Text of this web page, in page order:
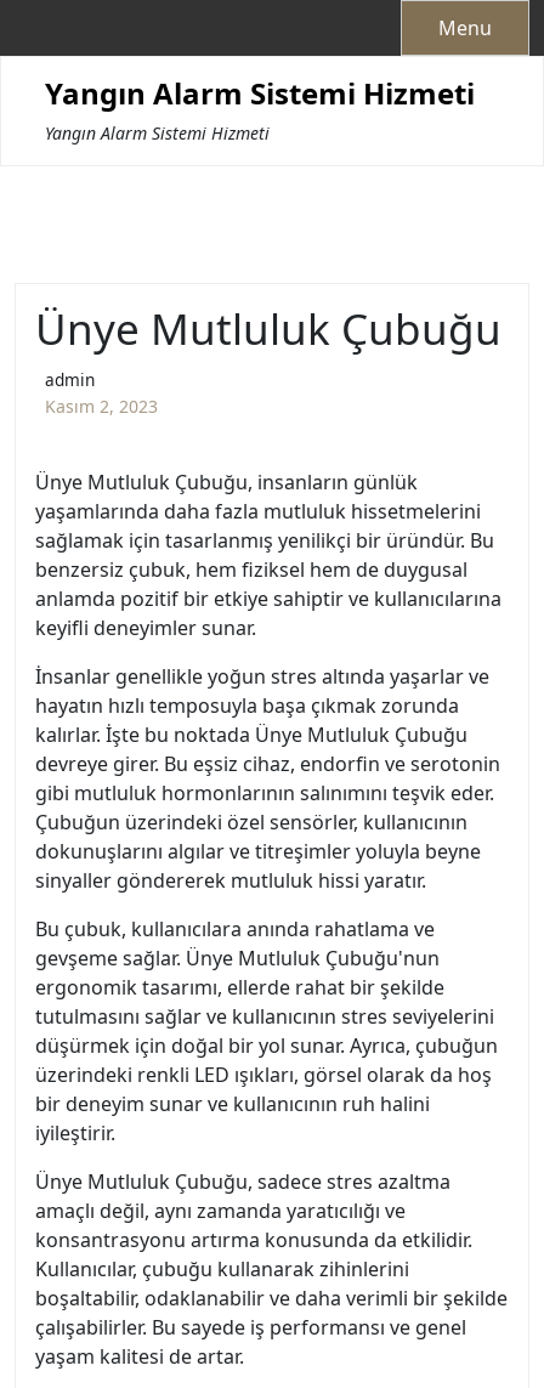
Menu
Yangın Alarm Sistemi Hizmeti
Yangın Alarm Sistemi Hizmeti
Ünye Mutluluk Çubuğu
admin
Kasım 2, 2023
Ünye Mutluluk Çubuğu, insanların günlük
yaşamlarında daha fazla mutluluk hissetmelerini
sağlamak için tasarlanmış yenilikçi bir üründür. Bu
benzersiz çubuk, hem fiziksel hem de duygusal
anlamda pozitif bir etkiye sahiptir ve kullanıcılarına
keyifli deneyimler sunar.
İnsanlar genellikle yoğun stres altında yaşarlar ve
hayatın hızlı temposuyla başa çıkmak zorunda
kalırlar. İşte bu noktada Ünye Mutluluk Çubuğu
devreye girer. Bu eşsiz cihaz, endorfin ve serotonin
gibi mutluluk hormonlarının salınımını teşvik eder.
Çubuğun üzerindeki özel sensörler, kullanıcının
dokunuşlarını algılar ve titreşimler yoluyla beyne
sinyaller göndererek mutluluk hissi yaratır.
Bu çubuk, kullanıcılara anında rahatlama ve
gevşeme sağlar. Ünye Mutluluk Çubuğu'nun
ergonomik tasarımı, ellerde rahat bir şekilde
tutulmasını sağlar ve kullanıcının stres seviyelerini
düşürmek için doğal bir yol sunar. Ayrıca, çubuğun
üzerindeki renkli LED ışıkları, görsel olarak da hoş
bir deneyim sunar ve kullanıcının ruh halini
iyileştirir.
Ünye Mutluluk Çubuğu, sadece stres azaltma
amaçlı değil, aynı zamanda yaratıcılığı ve
konsantrasyonu artırma konusunda da etkilidir.
Kullanıcılar, çubuğu kullanarak zihinlerini
boşaltabilir, odaklanabilir ve daha verimli bir şekilde
çalışabilirler. Bu sayede iş performansı ve genel
yaşam kalitesi de artar.